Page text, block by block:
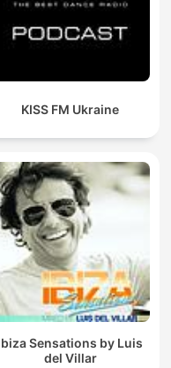
KISS FM Ukraine
Sensations by Luis
del Villar